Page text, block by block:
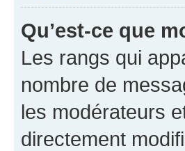
Qu’est-ce que
Les rangs qui
nombre de
les modérateurs
directement